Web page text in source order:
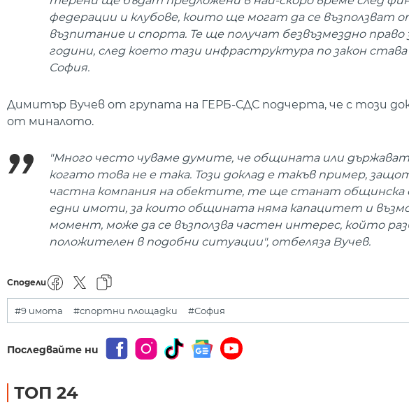
федерации и клубове, които ще могат да се възползват
възпитание и спорта. Те ще получат безвъзмездно
години, след което тази инфраструктура по закон
София.
Димитър Вучев от групата на ГЕРБ-СДС подчерта, че с този
от миналото.
"Много често чуваме думите, че общината или
когато това не е така. Този доклад е такъв пример,
частна компания на обектите, те ще станат общинска
едни имоти, за които общината няма капацитет и
момент, може да се възползва частен интерес, който
положителен в подобни ситуации", отбеляза Вучев.
Сподели
#9 имота #спортни площадки #София
Последвайте ни
ТОП 24